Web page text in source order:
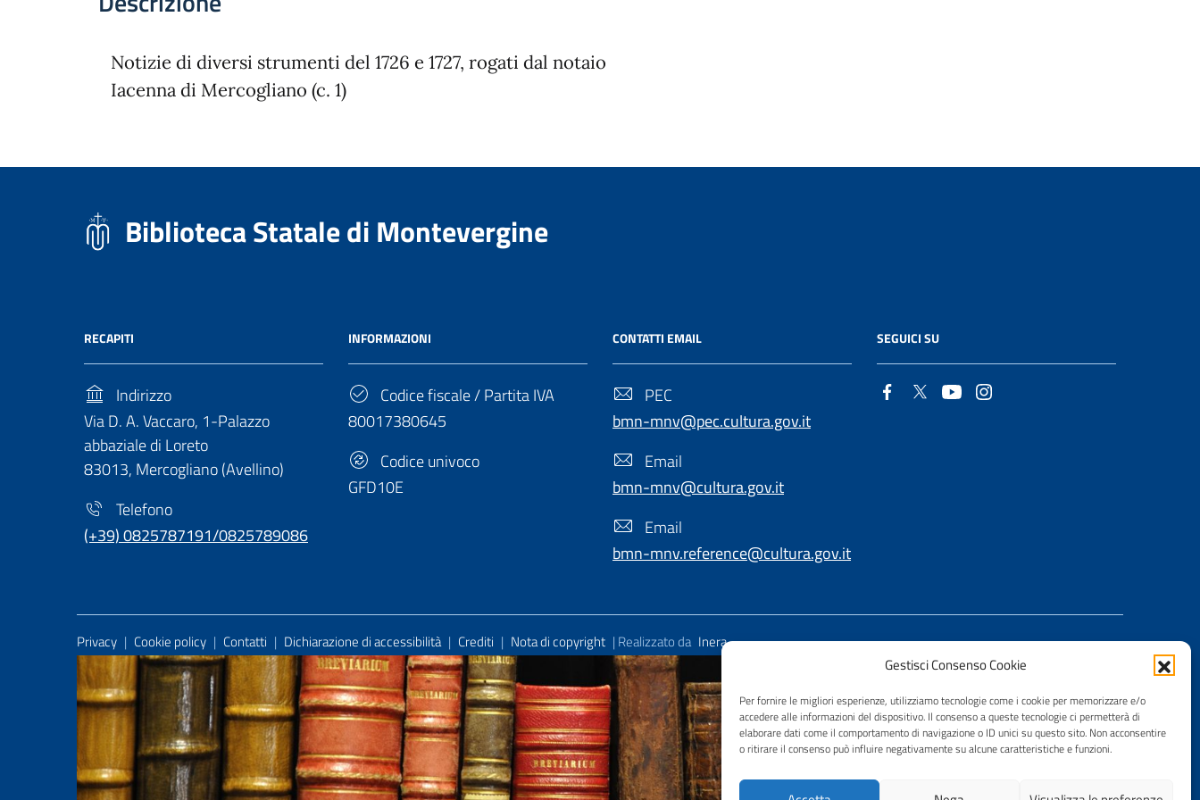
Gestisci Consenso Cookie
Per fornire le migliori esperienze, utilizziamo tecnologie come i cookie per memorizzare e/o
accedere alle informazioni del dispositivo. Il consenso a queste tecnologie ci permetterà di
elaborare dati come il comportamento di navigazione o ID unici su questo sito. Non acconsentire
o ritirare il consenso può influire negativamente su alcune caratteristiche e funzioni.
Notizie di diversi strumenti del 1726 e 1727, rogati dal notaio
Iacenna di Mercogliano (c. 1)
Biblioteca Statale di Montevergine
RECAPITI
Indirizzo
Via D. A. Vaccaro, 1-Palazzo
abbaziale di Loreto
83013, Mercogliano (Avellino)
Telefono
(+39) 0825787191/0825789086
INFORMAZIONI
Codice fiscale / Partita IVA
80017380645
Codice univoco
GFD10E
CONTATTI EMAIL
PEC
bmn-mnv@pec.cultura.gov.it
Email
bmn-mnv@cultura.gov.it
Email
bmn-mnv.reference@cultura.gov.it
SEGUICI SU
Useful Links Section
Privacy | Cookie policy | Contatti | Dichiarazione di accessibilità | Crediti | Nota di copyright | Realizzato da Inera